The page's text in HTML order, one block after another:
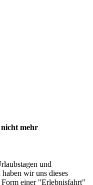
nicht mehr
und
wir uns dieses
einer "Erlebnisfahrt"